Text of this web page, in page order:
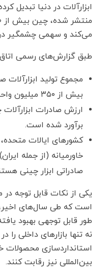
ابزارآلات در دنیا تبدیل
می‌کند و سهمی چشمگیر در
طبق گزارش‌های رسمی اتاق
مجموع تولید
بیش از ۳۵۰ میلیون واحد رسیده است.
برآورد شده است.
کشورهای ایالات
خاورمیانه (از جمله
صادراتی ابزار چینی
یکی از نکات قابل توجه در
است که طی سال‌های
طور قابل توجهی بهبود
نه تنها بازارهای داخلی را
استانداردسازی محصولات
بین‌المللی نیز رقابت کنند.